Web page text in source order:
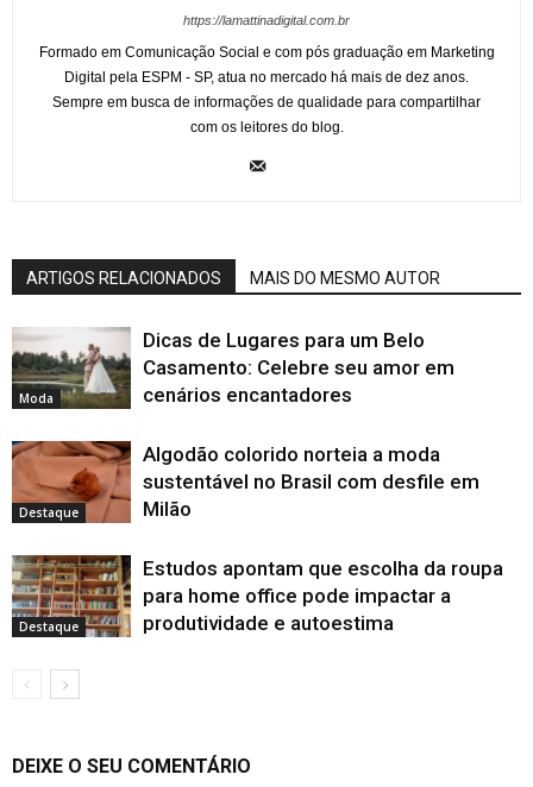
https://lamattinadigital.com.br
Formado em Comunicação Social e com pós graduação em Marketing
Digital pela ESPM - SP, atua no mercado há mais de dez anos.
Sempre em busca de informações de qualidade para compartilhar
com os leitores do blog.
ARTIGOS RELACIONADOS MAIS DO MESMO AUTOR
Moda
Dicas de Lugares para um Belo
Casamento: Celebre seu amor em
cenários encantadores
Destaque
Algodão colorido norteia a moda
sustentável no Brasil com desfile em
Milão
Destaque
Estudos apontam que escolha da roupa
para home office pode impactar a
produtividade e autoestima
DEIXE O SEU COMENTÁRIO